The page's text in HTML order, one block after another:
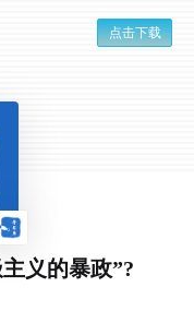
点击下载
义的暴政”?